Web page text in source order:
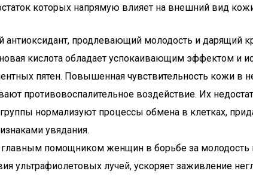
которых напрямую влияет на внешний вид
продлевающий молодость и дарящий
кислота обладает успокаивающим эффектом и
пятен. Повышенная чувствительность кожи в
противовоспалительное воздействие. Их
нормализуют процессы обмена в клетках,
увядания.
помощником женщин в борьбе за молодость
ультрафиолетовых лучей, ускоряет заживление